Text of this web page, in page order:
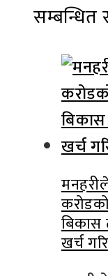
सम्बन्धित
बिकास
खर्च